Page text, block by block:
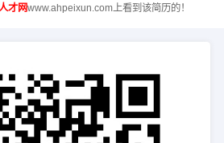
才网www.ahpeixun.com上看到该简历的！